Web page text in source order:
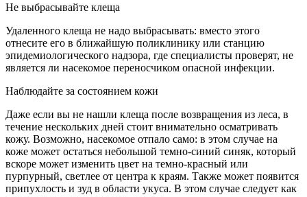
Не выбрасывайте клеща
Удаленного клеща не надо выбрасывать: вместо этого
отнесите его в ближайшую поликлинику или станцию
эпидемиологического надзора, где специалисты проверят, не
является ли насекомое переносчиком опасной инфекции.
Наблюдайте за состоянием кожи
Даже если вы не нашли клеща после возвращения из леса, в
течение нескольких дней стоит внимательно осматривать
кожу. Возможно, насекомое отпало само: в этом случае на
коже может остаться небольшой темно-синий синяк, который
вскоре может изменить цвет на темно-красный или
пурпурный, светлее от центра к краям. Также может появится
припухлость и зуд в области укуса. В этом случае следует как